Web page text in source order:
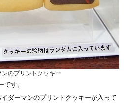
ンのプリントクッキー
す。
ダーマンのプリントクッキーが入って